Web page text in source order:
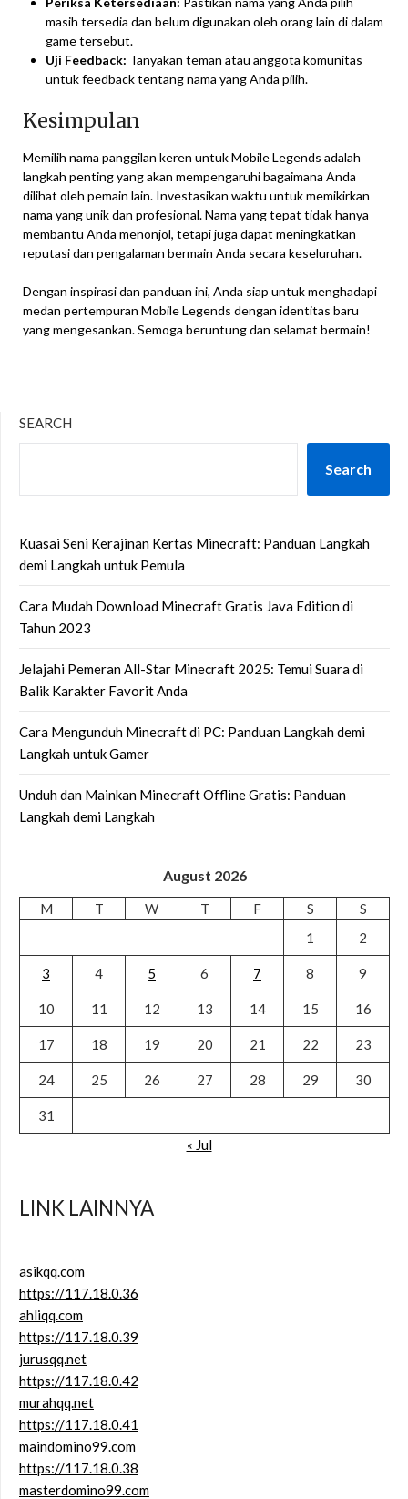
masih tersedia dan belum digunakan oleh orang lain di dalam
game tersebut.
Uji Feedback: Tanyakan teman atau anggota komunitas
untuk feedback tentang nama yang Anda pilih.
Kesimpulan
Memilih nama panggilan keren untuk Mobile Legends adalah
langkah penting yang akan mempengaruhi bagaimana Anda
dilihat oleh pemain lain. Investasikan waktu untuk memikirkan
nama yang unik dan profesional. Nama yang tepat tidak hanya
membantu Anda menonjol, tetapi juga dapat meningkatkan
reputasi dan pengalaman bermain Anda secara keseluruhan.
Dengan inspirasi dan panduan ini, Anda siap untuk menghadapi
medan pertempuran Mobile Legends dengan identitas baru
yang mengesankan. Semoga beruntung dan selamat bermain!
SEARCH
Search
Kuasai Seni Kerajinan Kertas Minecraft: Panduan Langkah
demi Langkah untuk Pemula
Cara Mudah Download Minecraft Gratis Java Edition di
Tahun 2023
Jelajahi Pemeran All-Star Minecraft 2025: Temui Suara di
Balik Karakter Favorit Anda
Cara Mengunduh Minecraft di PC: Panduan Langkah demi
Langkah untuk Gamer
Unduh dan Mainkan Minecraft Offline Gratis: Panduan
Langkah demi Langkah
August 2026
M T W T F S
S
1
2
3 4 5 6 7 8 9
10 11 12 13 14 15 16
17 18 19 20 21 22 23
24 25 26 27 28 29 30
31
« Jul
LINK LAINNYA
asikqq.com
https://117.18.0.36
ahliqq.com
https://117.18.0.39
jurusqq.net
https://117.18.0.42
murahqq.net
https://117.18.0.41
maindomino99.com
https://117.18.0.38
masterdomino99.com